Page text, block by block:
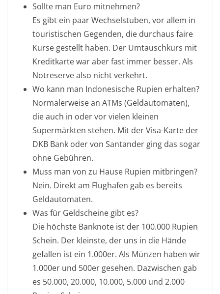
Sollte man Euro mitnehmen?
Es gibt ein paar Wechselstuben, vor allem in
touristischen Gegenden, die durchaus faire
Kurse gestellt haben. Der Umtauschkurs mit
Kreditkarte war aber fast immer besser. Als
Notreserve also nicht verkehrt.
Wo kann man Indonesische Rupien erhalten?
Normalerweise an ATMs (Geldautomaten),
die auch in oder vor vielen kleinen
Supermärkten stehen. Mit der Visa-Karte der
DKB Bank oder von Santander ging das sogar
ohne Gebühren.
Muss man von zu Hause Rupien mitbringen?
Nein. Direkt am Flughafen gab es bereits
Geldautomaten.
Was für Geldscheine gibt es?
Die höchste Banknote ist der 100.000 Rupien
Schein. Der kleinste, der uns in die Hände
gefallen ist ein 1.000er. Als Münzen haben wir
1.000er und 500er gesehen. Dazwischen gab
es 50.000, 20.000, 10.000, 5.000 und 2.000